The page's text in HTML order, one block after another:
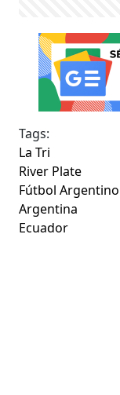
Tags:
La Tri
River Plate
Fútbol Argentino
Argentina
Ecuador